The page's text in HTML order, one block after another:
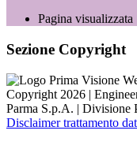
Pagina visualizzata
Sezione Copyright
Copyright 2026 |
Parma S.p.A. | Divisione
Disclaimer trattamento